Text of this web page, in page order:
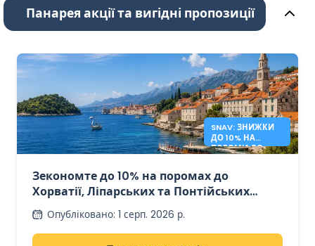
Панарея акції та вигідні пропозиції
SNAV: ЗНИЖКИ
ДО 10% НА
ПОРОМИ ДО
Зекономте до 10% на поромах до
Хорватії, Ліпарських та Понтійських
островів зі SNAV
Опубліковано: 1 серп. 2026 р.